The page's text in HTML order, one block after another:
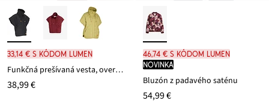
33,14 € s kódom LUMEN
Funkčná prešívaná vesta, oversized, odolná voči vode
38,99 €
46,74 € s kódom LUMEN
novinka
Bluzón z padavého saténu
54,99 €